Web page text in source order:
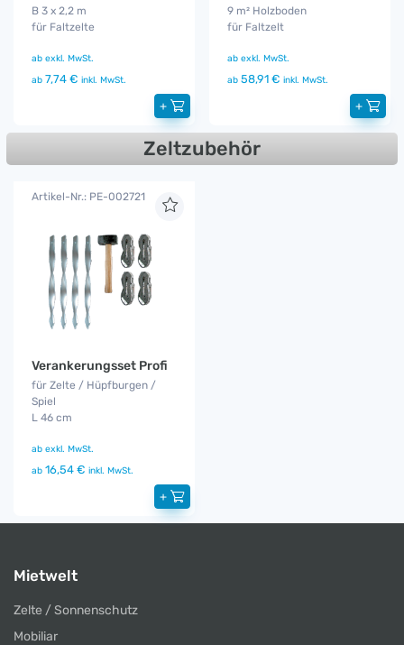
B 3 x 2,2 m
für Faltzelte
ab exkl. MwSt.
ab 7,74 € inkl. MwSt.
+
9 m² Holzboden
für Faltzelt
ab exkl. MwSt.
ab 58,91 € inkl. MwSt.
+
Zeltzubehör
Artikel-Nr.: PE-002721
Verankerungsset Profi
für Zelte / Hüpfburgen /
Spiel
L 46 cm
ab exkl. MwSt.
ab 16,54 € inkl. MwSt.
+
Mietwelt
Zelte / Sonnenschutz
Mobiliar